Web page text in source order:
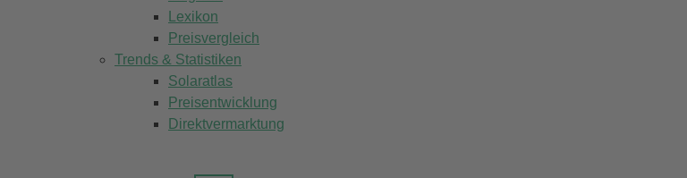
Lexikon
Preisvergleich
Trends & Statistiken
Solaratlas
Preisentwicklung
Direktvermarktung